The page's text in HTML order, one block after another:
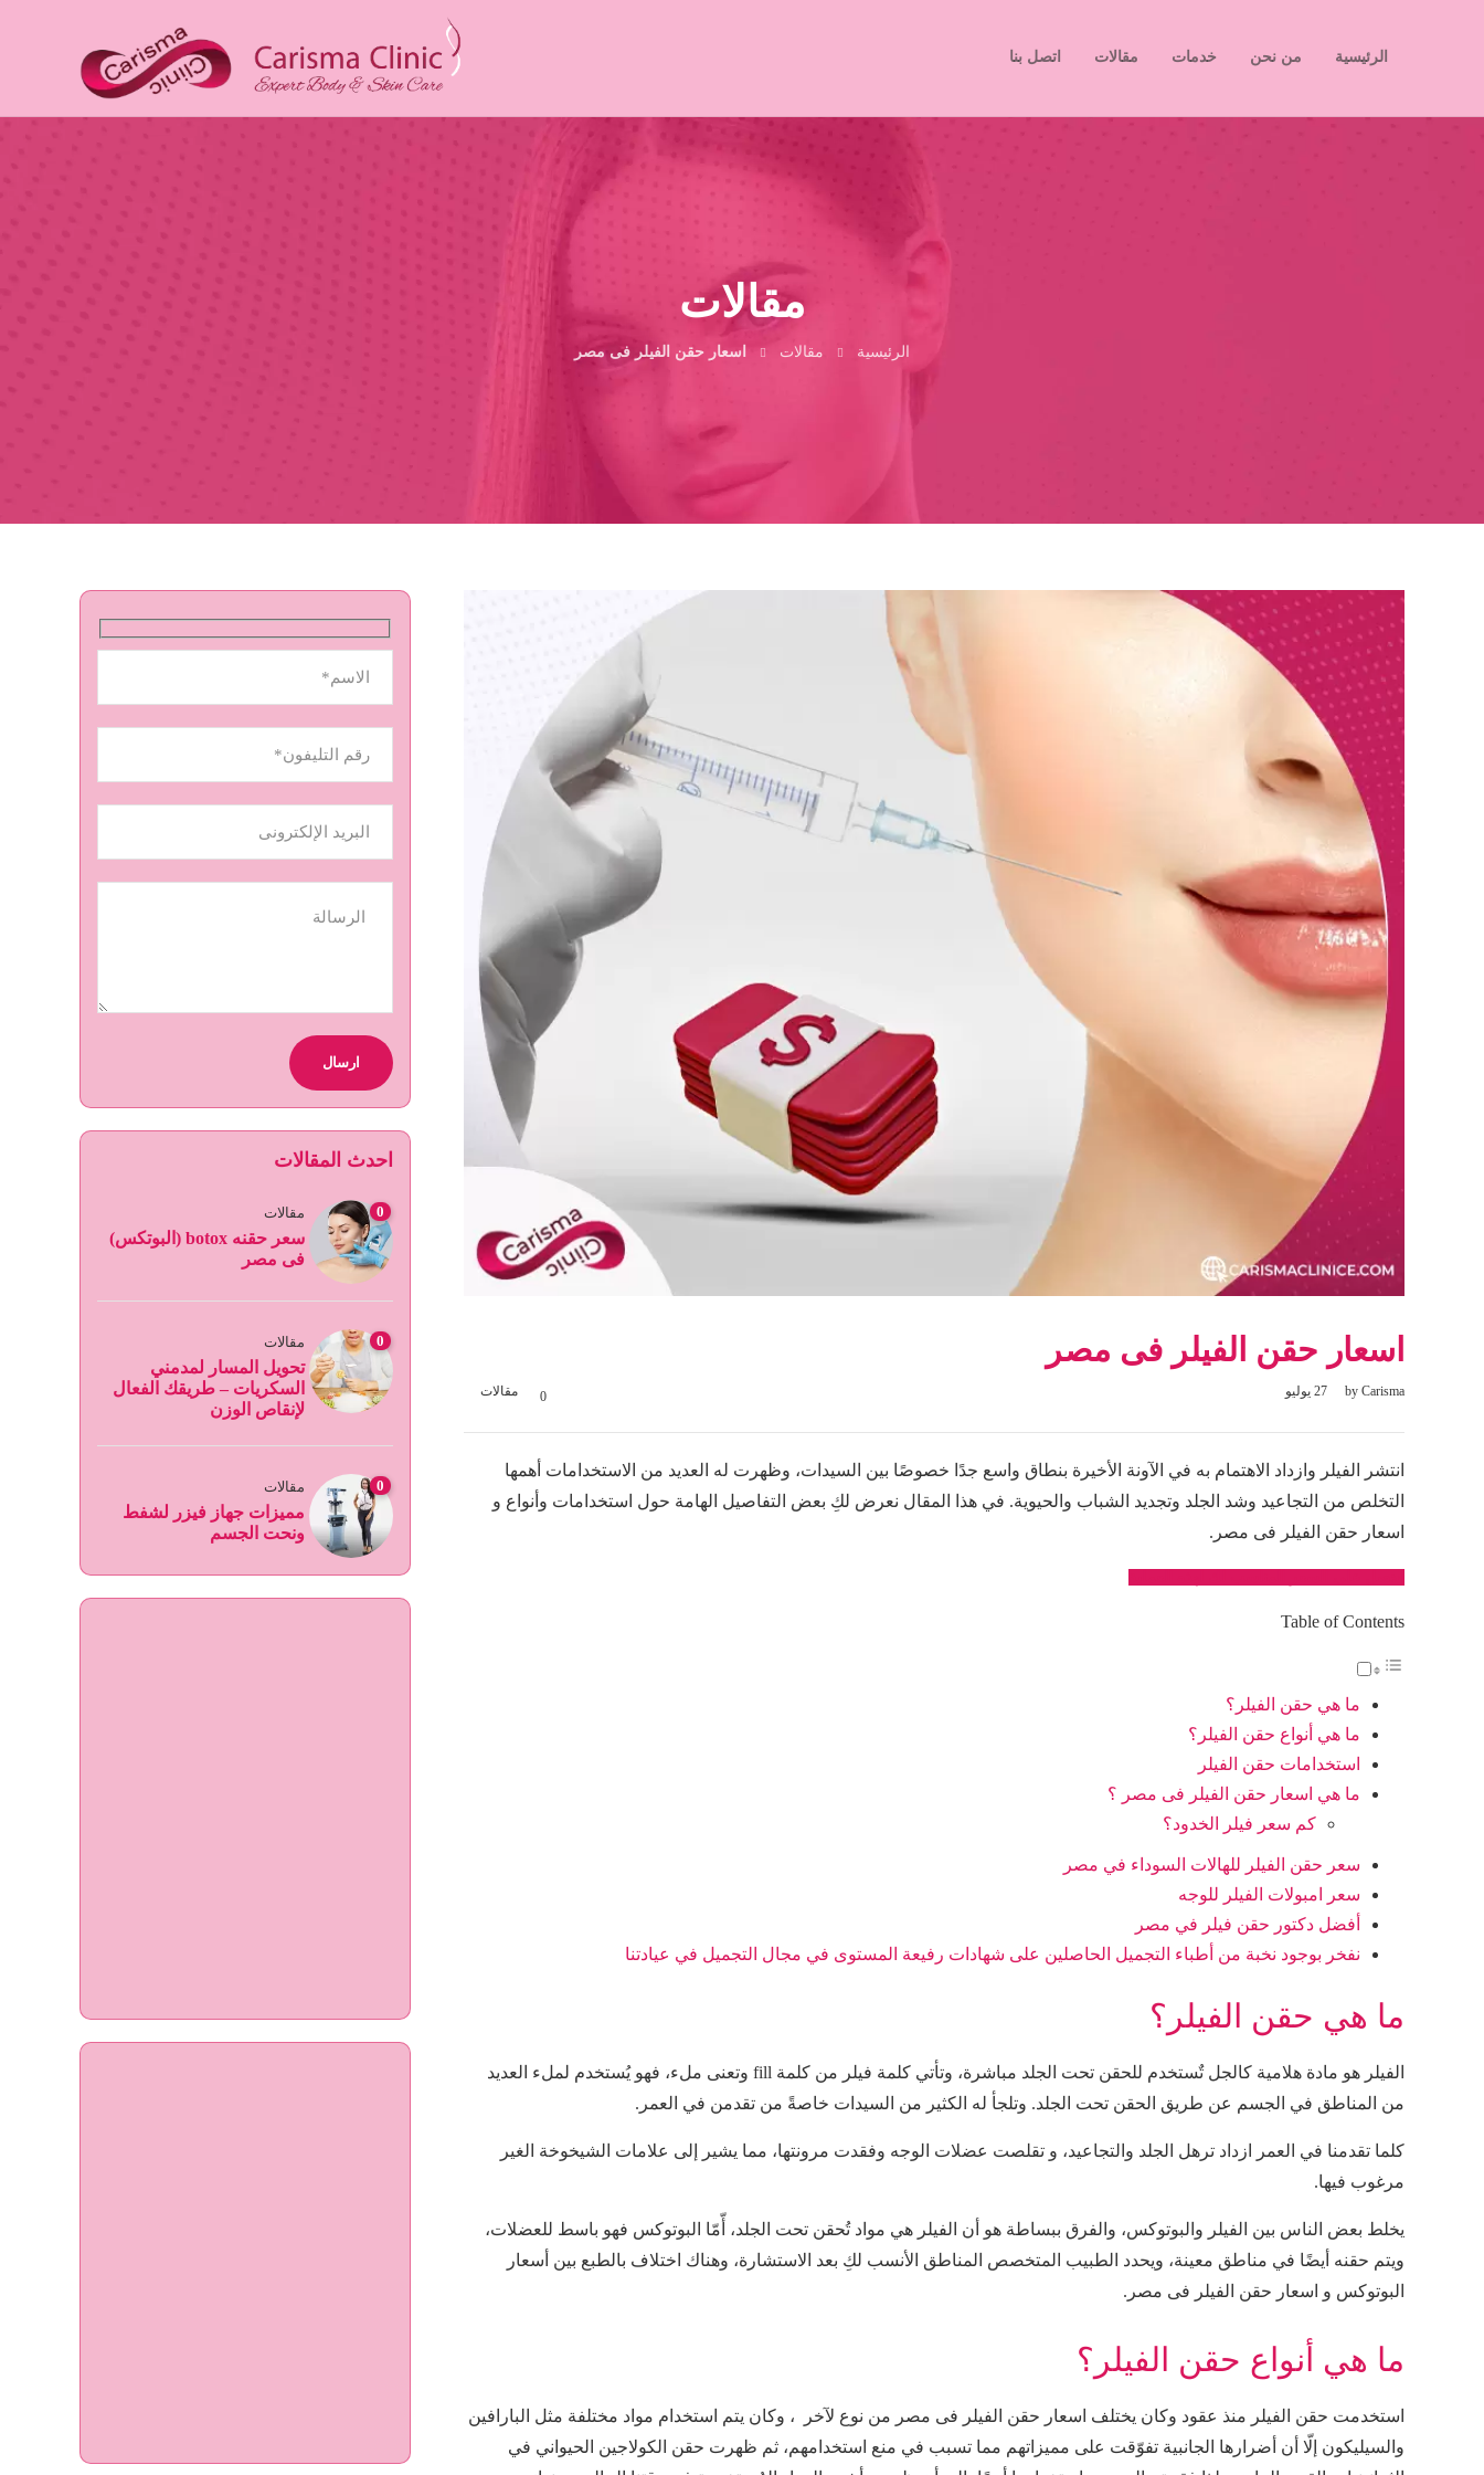
الرئيسية من نحن خدمات مقالات اتصل بنا
مقالات
الرئيسية مقالات اسعار حقن الفيلر فى مصر
اسعار حقن الفيلر فى مصر
by Carisma 27 يوليو مقالات 0
انتشر الفيلر وازداد الاهتمام به في الآونة الأخيرة بنطاق واسع جدًا خصوصًا بين السيدات، وظهرت له العديد من الاستخدامات أهمها
التخلص من التجاعيد وشد الجلد وتجديد الشباب والحيوية. في هذا المقال نعرض لكِ بعض التفاصيل الهامة حول استخدامات وأنواع و
اسعار حقن الفيلر فى مصر.
Table of Contents
ما هي حقن الفيلر؟
ما هي أنواع حقن الفيلر؟
استخدامات حقن الفيلر
ما هي اسعار حقن الفيلر فى مصر ؟
كم سعر فيلر الخدود؟
سعر حقن الفيلر للهالات السوداء في مصر
سعر امبولات الفيلر للوجه
أفضل دكتور حقن فيلر في مصر
نفخر بوجود نخبة من أطباء التجميل الحاصلين على شهادات رفيعة المستوى في مجال التجميل في عيادتنا
ما هي حقن الفيلر؟
الفيلر هو مادة هلامية كالجل تٌستخدم للحقن تحت الجلد مباشرة، وتأتي كلمة فيلر من كلمة fill وتعنى ملء، فهو يُستخدم لملء العديد
من المناطق في الجسم عن طريق الحقن تحت الجلد. وتلجأ له الكثير من السيدات خاصةً من تقدمن في العمر.
كلما تقدمنا في العمر ازداد ترهل الجلد والتجاعيد، و تقلصت عضلات الوجه وفقدت مرونتها، مما يشير إلى علامات الشيخوخة الغير
مرغوب فيها.
يخلط بعض الناس بين الفيلر والبوتوكس، والفرق ببساطة هو أن الفيلر هي مواد تُحقن تحت الجلد، أّمّا البوتوكس فهو باسط للعضلات،
ويتم حقنه أيضًا في مناطق معينة، ويحدد الطبيب المتخصص المناطق الأنسب لكِ بعد الاستشارة، وهناك اختلاف بالطبع بين أسعار
البوتوكس و اسعار حقن الفيلر فى مصر.
ما هي أنواع حقن الفيلر؟
استخدمت حقن الفيلر منذ عقود وكان يختلف اسعار حقن الفيلر فى مصر من نوع لآخر ، وكان يتم استخدام مواد مختلفة مثل البارافين
والسيليكون إلّا أن أضرارها الجانبية تفوّقت على مميزاتهم مما تسبب في منع استخدامهم، ثم ظهرت حقن الكولاجين الحيواني في
احدث المقالات
0 مقالات
سعر حقنه botox (البوتكس)
فى مصر
0 مقالات
تحويل المسار لمدمني
السكريات – طريقك الفعال
لإنقاص الوزن
0 مقالات
مميزات جهاز فيزر لشفط
ونحت الجسم